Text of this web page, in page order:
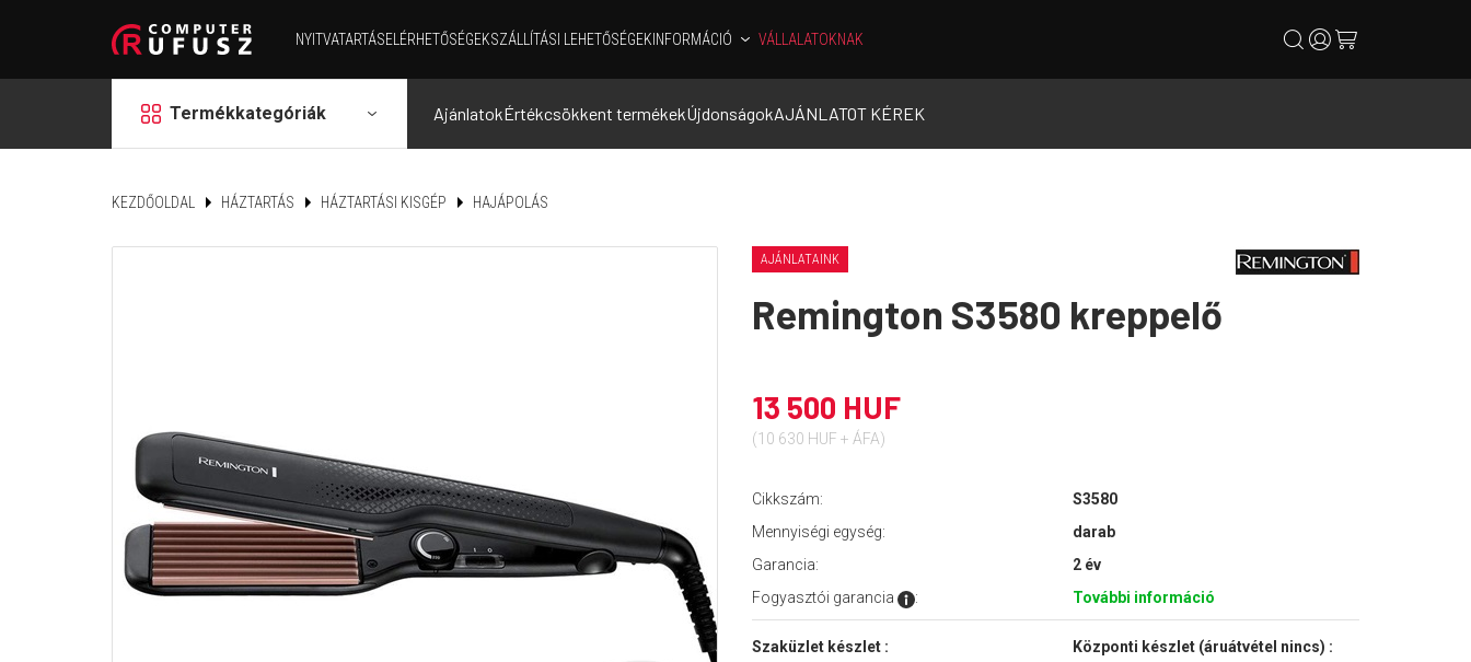
NYITVATARTÁSELÉRHETŐSÉGEKSZÁLLÍTÁSI LEHETŐSÉGEKINFORMÁCIÓ VÁLLALATOKNAK search usercart
grid Termékkategóriák AjánlatokÉrtékcsökkent termékekÚjdonságokAJÁNLATOT KÉREK
KEZDŐOLDAL HÁZTARTÁS HÁZTARTÁSI KISGÉP HAJÁPOLÁS
AJÁNLATAINK
Remington S3580 kreppelő
13 500 HUF
(10 630 HUF + ÁFA)
Cikkszám:
S3580
Mennyiségi egység:
darab
Garancia:
2 év
Fogyasztói garancia
: További információ
Szaküzlet készlet : Központi készlet (áruátvétel nincs) :